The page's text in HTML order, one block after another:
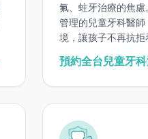
氟、蛀牙治療的焦
管理的兒童牙科醫
境，讓孩子不再抗拒
預約全台兒童牙